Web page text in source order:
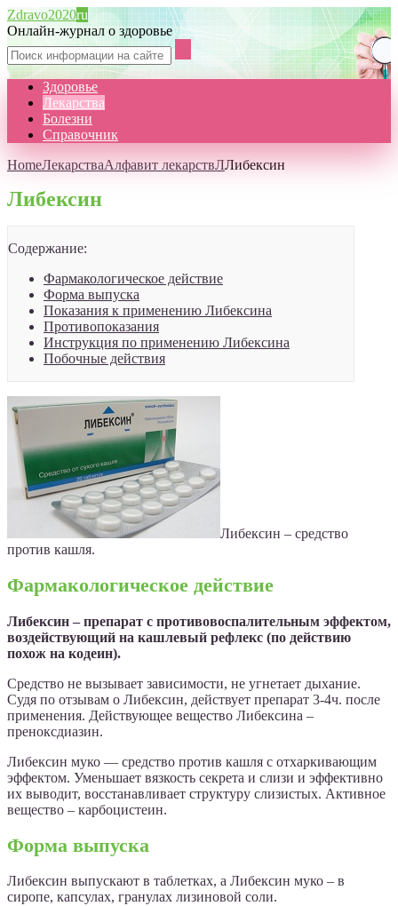
Zdravo2020ru
Онлайн-журнал о здоровье
Здоровье
Лекарства
Болезни
Справочник
HomeЛекарстваАлфавит лекарствЛЛибексин
Либексин
Содержание:
Фармакологическое действие
Форма выпуска
Показания к применению Либексина
Противопоказания
Инструкция по применению Либексина
Побочные действия
Либексин – средство
против кашля.
Фармакологическое действие
Либексин – препарат с противовоспалительным эффектом,
воздействующий на кашлевый рефлекс (по действию
похож на кодеин).
Средство не вызывает зависимости, не угнетает дыхание.
Судя по отзывам о Либексин, действует препарат 3-4ч. после
применения. Действующее вещество Либексина –
преноксдиазин.
Либексин муко — средство против кашля с отхаркивающим
эффектом. Уменьшает вязкость секрета и слизи и эффективно
их выводит, восстанавливает структуру слизистых. Активное
вещество – карбоцистеин.
Форма выпуска
Либексин выпускают в таблетках, а Либексин муко – в
сиропе, капсулах, гранулах лизиновой соли.